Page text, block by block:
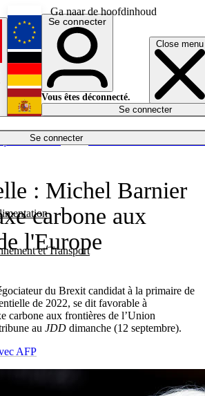
Ga naar de hoofdinhoud
Close menu
Se connecter
et Transport
Économie
English
Deutsch
Español
Se connecter
Vous êtes déconnecté.
Se connecter
: Michel Barnier
carbone aux
l'Europe
du Brexit candidat à la primaire de
de 2022, se dit favorable à
carbone aux frontières de l’Union
au JDD dimanche (12 septembre).
AFP